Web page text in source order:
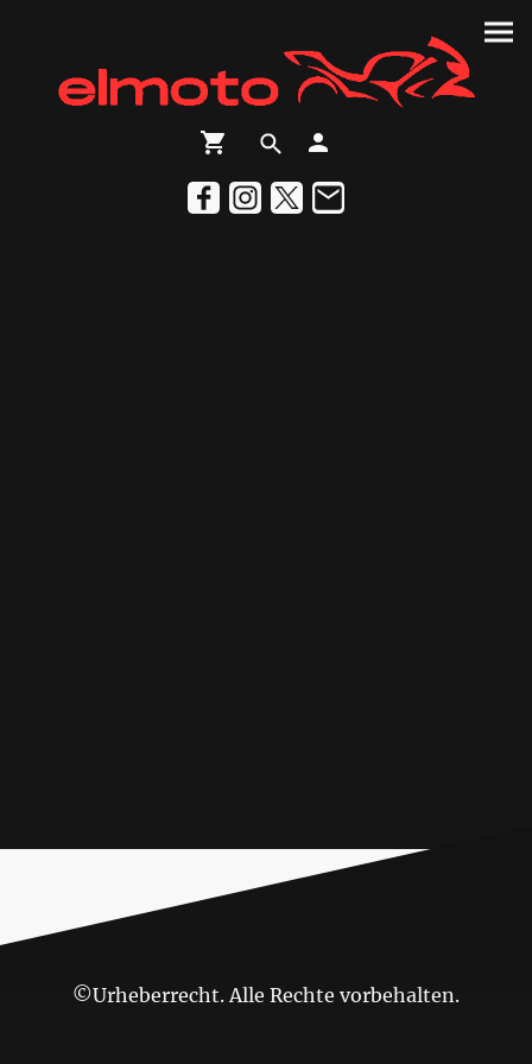
©Urheberrecht. Alle Rechte vorbehalten.